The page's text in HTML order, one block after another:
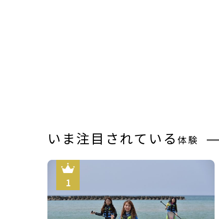
いま注目されている体験